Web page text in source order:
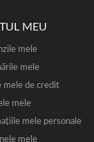
MEU
mele
mele
mele de credit
mele
mele personale
mele